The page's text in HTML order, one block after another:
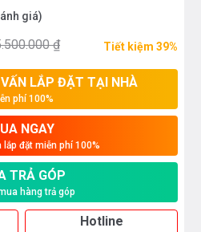
giá)
₫ Tiết kiệm 39%
LẮP ĐẶT TẠI NHÀ
phí 100%
NGAY
lắp đặt miễn phí 100%
TRẢ GÓP
hàng trả góp
Hotline